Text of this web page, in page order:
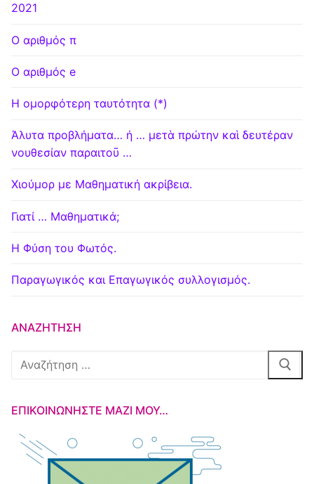
2021
Ο αριθμός π
Ο αριθμός e
Η ομορφότερη ταυτότητα (*)
Άλυτα προβλήματα… ή … μετὰ πρώτην καὶ δευτέραν
νουθεσίαν παραιτοῦ …
Χιούμορ με Μαθηματική ακρίβεια.
Γιατί … Μαθηματικά;
Η Φύση του Φωτός.
Παραγωγικός και Επαγωγικός συλλογισμός.
ΑΝΑΖΉΤΗΣΗ
Αναζήτηση
ΕΠΙΚΟΙΝΩΝΉΣΤΕ ΜΑΖΊ ΜΟΥ…